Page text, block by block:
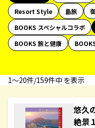
Resort Style
島旅
BOOKS スペシャルコラボ
BOOKS 旅と健康
1〜20件/159件中 を表示
悠久
絶景